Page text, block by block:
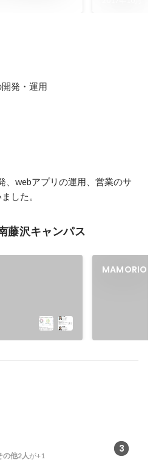
発・運用
、webアプリの運用、営業のサ
した。
藤沢キャンパス
MAMORIO
3
の他2人 が+1